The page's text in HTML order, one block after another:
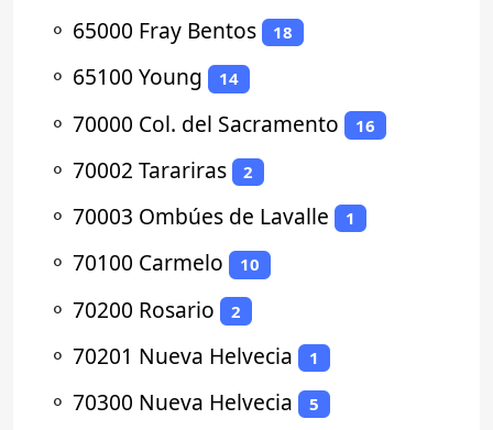
⚬ 65000 Fray Bentos 18
⚬ 65100 Young 14
⚬ 70000 Col. del Sacramento 16
⚬ 70002 Tarariras 2
⚬ 70003 Ombúes de Lavalle 1
⚬ 70100 Carmelo 10
⚬ 70200 Rosario 2
⚬ 70201 Nueva Helvecia 1
⚬ 70300 Nueva Helvecia 5